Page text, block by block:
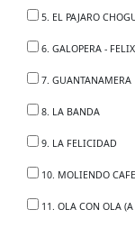
5. EL PAJARO
6. GALOPERA -
7. GUANTANAMERA
8. LA BANDA
9. LA FELICIDAD
10. MOLIENDO CAFE
11. OLA CON OLA